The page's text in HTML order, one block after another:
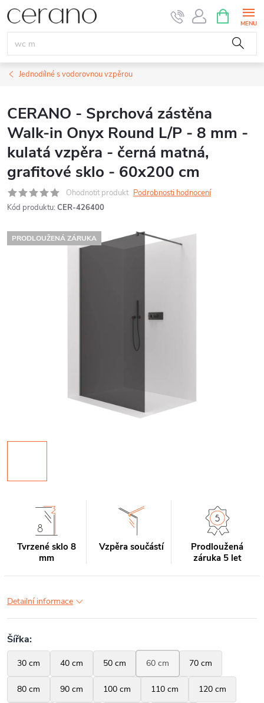
Přejít
na
obsah
NÁKUPNÍ
KOŠÍK
Jednodílné s vodorovnou vzpěrou
CERANO - Sprchová zástěna
Walk-in Onyx Round L/P - 8 mm -
kulatá vzpěra - černá matná,
grafitové sklo - 60x200 cm
Ohodnotit produkt Podrobnosti hodnocení
Kód produktu: CER-426400
PRODLOUŽENÁ ZÁRUKA
Tvrzené sklo 8
mm
Vzpěra součástí
Prodloužená
záruka 5 let
Detailní informace